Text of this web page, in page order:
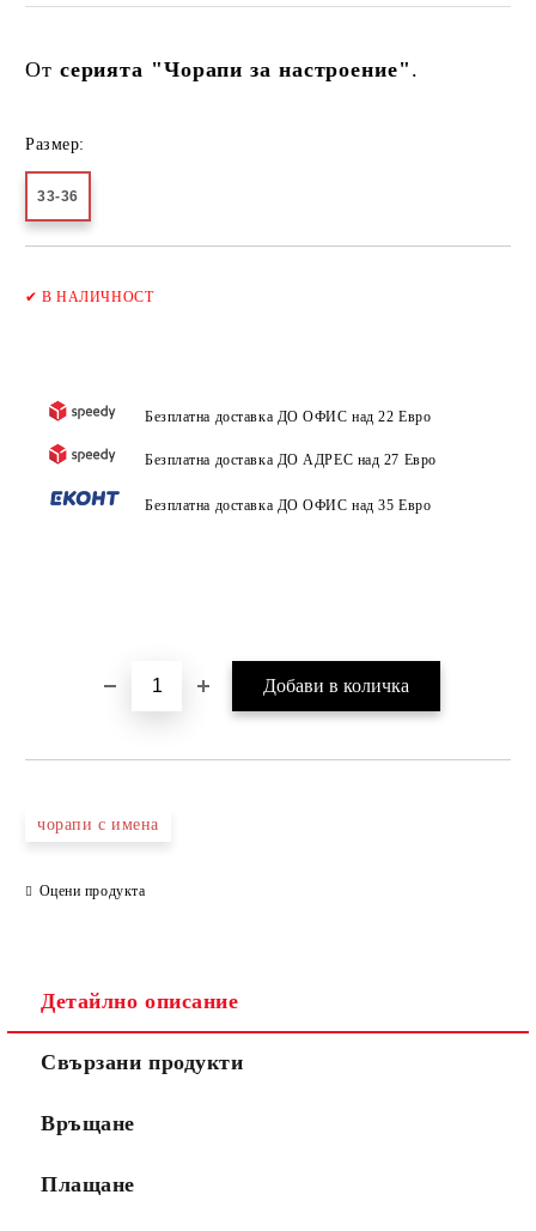
От серията "Чорапи за настроение" .
Размер:
33-36
✔В НАЛИЧНОСТ
Безплатна доставка ДО ОФИС над 22 Евро
Безплатна доставка ДО АДРЕС над 27 Евро
Безплатна доставка ДО ОФИС над 35 Евро
чорапи с имена
Оцени продукта
Детайлно описание
Свързани продукти
Връщане
Плащане